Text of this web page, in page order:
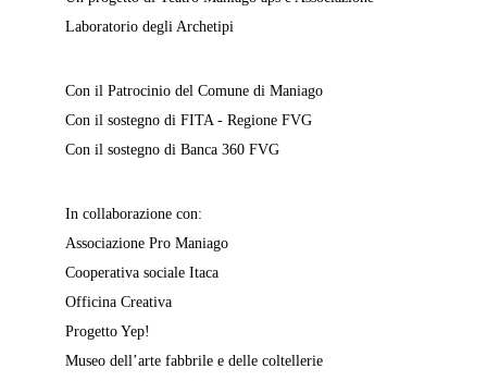
Laboratorio degli Archetipi
Con il Patrocinio del Comune di Maniago
Con il sostegno di FITA - Regione FVG
Con il sostegno di Banca 360 FVG
In collaborazione con:
Associazione Pro Maniago
Cooperativa sociale Itaca
Officina Creativa
Progetto Yep!
Museo dell’arte fabbrile e delle coltellerie